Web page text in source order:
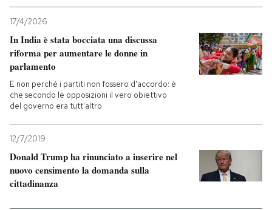
17/4/2026
In India è stata bocciata una discussa
riforma per aumentare le donne in
parlamento
E non perché i partiti non fossero d'accordo: è
che secondo le opposizioni il vero obiettivo
del governo era tutt'altro
12/7/2019
Donald Trump ha rinunciato a inserire nel
nuovo censimento la domanda sulla
cittadinanza